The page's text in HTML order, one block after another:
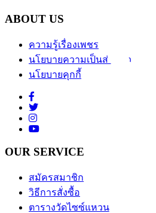
ABOUT US
ความรู้เรื่องเพชร
นโยบายความเป็นส่วนตัว
นโยบายคุกกี้
OUR SERVICE
สมัครสมาชิก
วิธีการสั่งซื้อ
ตารางวัดไซซ์แหวน